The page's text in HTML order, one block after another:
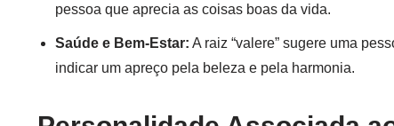
pessoa que aprecia as coisas boas da vida.
Saúde e Bem-Estar: A raiz “valere” sugere uma
indicar um apreço pela beleza e pela harmonia.